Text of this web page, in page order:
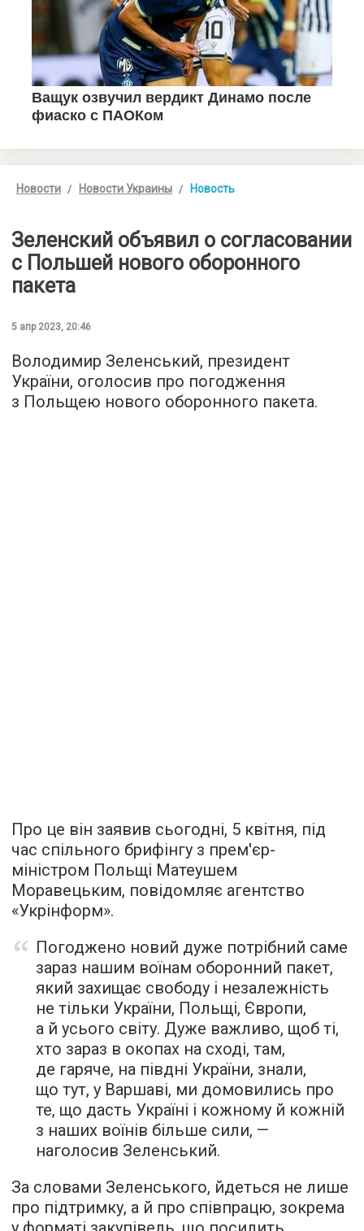
Новости Новости Украины Новость
Зеленский объявил о согласовании
с Польшей нового оборонного
пакета
5 апр 2023, 20:46
Володимир Зеленський, президент
України, оголосив про погодження
з Польщею нового оборонного пакета.
Про це він заявив сьогодні, 5 квітня, під
час спільного брифінгу з прем'єр-
міністром Польщі Матеушем
Моравецьким, повідомляє агентство
«Укрінформ».
Погоджено новий дуже потрібний саме
зараз нашим воїнам оборонний пакет,
який захищає свободу і незалежність
не тільки України, Польщі, Європи,
а й усього світу. Дуже важливо, щоб ті,
хто зараз в окопах на сході, там,
де гаряче, на півдні України, знали,
що тут, у Варшаві, ми домовились про
те, що дасть Україні і кожному й кожній
з наших воїнів більше сили, —
наголосив Зеленський.
За словами Зеленського, йдеться не лише
про підтримку, а й про співпрацю, зокрема